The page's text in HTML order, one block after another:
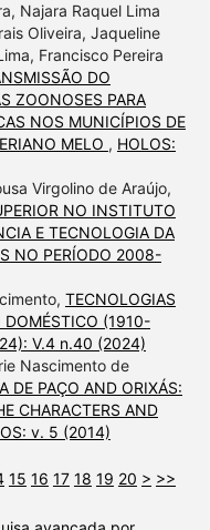
Najara Raquel Lima
Oliveira, Jaqueline
Francisco Pereira
DO
ZOONOSES PARA
NOS MUNICÍPIOS DE
MELO , HOLOS:
Virgolino de Araújo,
NO INSTITUTO
E TECNOLOGIA DA
NO PERÍODO 2008-
TECNOLOGIAS
DOMÉSTICO (1910-
V.4 n.40 (2024)
Nascimento de
DE PAÇO AND ORIXÁS:
CHARACTERS AND
v. 5 (2014)
15 16 17 18 19 20 > >>